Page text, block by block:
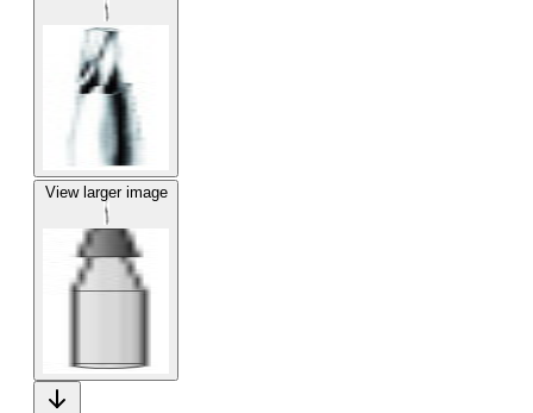
View larger image